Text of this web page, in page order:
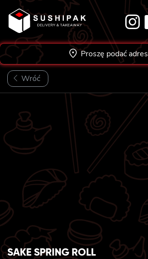
content
Proszę podać adres
Wróć
SAKE SPRING ROLL